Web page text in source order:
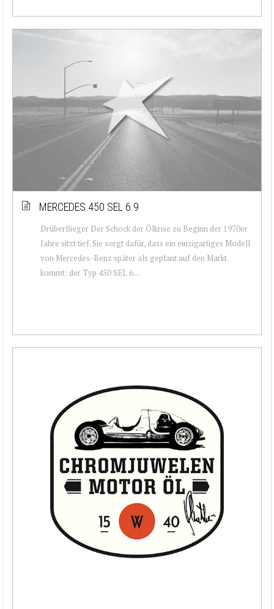
MERCEDES 450 SEL 6.9
Drüberflieger Der Schock der Ölkrise zu Beginn der 1970er
Jahre sitzt tief. Sie sorgt dafür, dass ein einzigartiges Modell
von Mercedes-Benz später als geplant auf den Markt
kommt: der Typ 450 SEL 6....